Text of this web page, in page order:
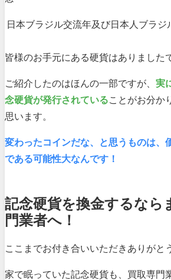
日本ブラジル交流年及び日本人ブラジ
皆様のお手元にある硬貨はありました
ご紹介したのはほんの一部ですが、 実
念硬貨が発行されていることがお分か
思います。
変わったコインだな、と思うものは、
である可能性大なんです！
記念硬貨を換金するなら
門業者へ！
ここまでお付き合いいただきありがと
家で眠っていた記念硬貨も、買取専門